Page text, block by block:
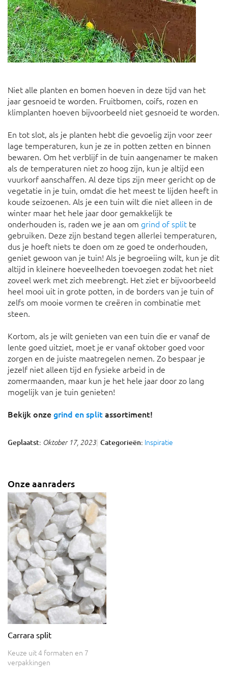
Niet alle planten en bomen hoeven in deze tijd van het
jaar gesnoeid te worden. Fruitbomen, coifs, rozen en
klimplanten hoeven bijvoorbeeld niet gesnoeid te worden.
En tot slot, als je planten hebt die gevoelig zijn voor zeer
lage temperaturen, kun je ze in potten zetten en binnen
bewaren. Om het verblijf in de tuin aangenamer te maken
als de temperaturen niet zo hoog zijn, kun je altijd een
vuurkorf aanschaffen. Al deze tips zijn meer gericht op de
vegetatie in je tuin, omdat die het meest te lijden heeft in
koude seizoenen. Als je een tuin wilt die niet alleen in de
winter maar het hele jaar door gemakkelijk te
onderhouden is, raden we je aan om grind of split te
gebruiken. Deze zijn bestand tegen allerlei temperaturen,
dus je hoeft niets te doen om ze goed te onderhouden,
geniet gewoon van je tuin! Als je begroeiing wilt, kun je dit
altijd in kleinere hoeveelheden toevoegen zodat het niet
zoveel werk met zich meebrengt. Het ziet er bijvoorbeeld
heel mooi uit in grote potten, in de borders van je tuin of
zelfs om mooie vormen te creëren in combinatie met
steen.
Kortom, als je wilt genieten van een tuin die er vanaf de
lente goed uitziet, moet je er vanaf oktober goed voor
zorgen en de juiste maatregelen nemen. Zo bespaar je
jezelf niet alleen tijd en fysieke arbeid in de
zomermaanden, maar kun je het hele jaar door zo lang
mogelijk van je tuin genieten!
Bekijk onzegrind en splitassortiment!
Geplaatst: Oktober 17, 2023 Categorieën: Inspiratie
Onze aanraders
Carrara split
Keuze uit 4 formaten en 7
verpakkingen